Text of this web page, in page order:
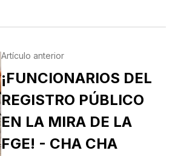
Artículo anterior
¡FUNCIONARIOS DEL
REGISTRO PÚBLICO
EN LA MIRA DE LA
FGE! - CHA CHA